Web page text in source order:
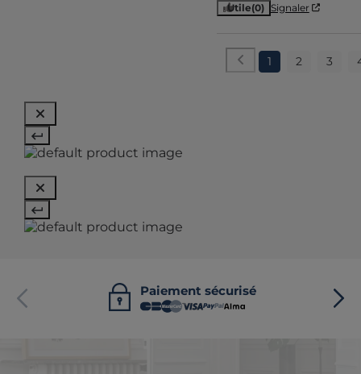
Utile(0) Signaler
1 2 3
Paiement sécurisé